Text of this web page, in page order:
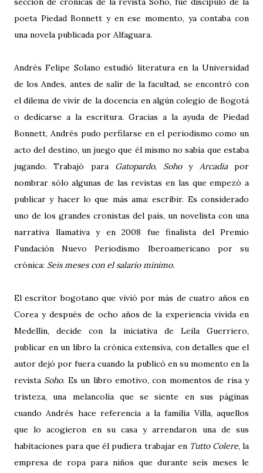
poeta Piedad Bonnett y en ese momento, ya contaba con
una novela publicada por Alfaguara.
Andrés Felipe Solano estudió literatura en la Universidad
de los Andes, antes de salir de la facultad, se encontró con
el dilema de vivir de la docencia en algún colegio de Bogotá
o dedicarse a la escritura. Gracias a la ayuda de Piedad
Bonnett, Andrés pudo perfilarse en el periodismo como un
acto del destino, un juego que él mismo no sabía que estaba
jugando. Trabajó para Gatopardo, Sohoy Arcadiapor
nombrar sólo algunas de las revistas en las que empezó a
publicar y hacer lo que más ama: escribir. Es considerado
uno de los grandes cronistas del país, un novelista con una
narrativa llamativa y en 2008 fue finalista del Premio
Fundación Nuevo Periodismo Iberoamericano por su
crónica: Seis meses con el salario mínimo.
El escritor bogotano que vivió por más de cuatro años en
Corea y después de ocho años de la experiencia vivida en
Medellín, decide con la iniciativa de Leila Guerriero,
publicar en un libro la crónica extensiva, con detalles que el
autor dejó por fuera cuando la publicó en su momento en la
revista Soho. Es un libro emotivo, con momentos de risa y
tristeza, una melancolía que se siente en sus páginas
cuando Andrés hace referencia a la familia Villa, aquellos
que lo acogieron en su casa y arrendaron una de sus
habitaciones para que él pudiera trabajar en Tutto Colere, la
empresa de ropa para niños que durante seis meses le